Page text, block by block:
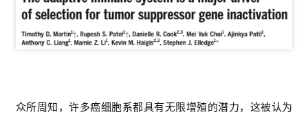
众所周知，许多癌细胞系都具有无限增殖的潜力，这被认为